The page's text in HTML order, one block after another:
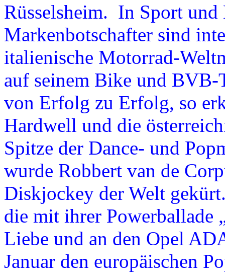
Rüsselsheim. In Sport
Markenbotschafter sind
italienische Motorrad-
auf seinem Bike und
von Erfolg zu Erfolg, so
Hardwell und die
Spitze der Dance- und
wurde Robbert van de
Diskjockey der Welt
die mit ihrer Powerballade
Liebe und an den Opel
Januar den europäischen